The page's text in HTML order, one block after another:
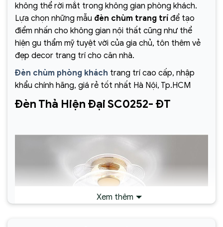
không thể rời mắt trong không gian phòng khách.
Lựa chọn những mẫu đèn chùm trang trí để tạo
điểm nhấn cho không gian nội thất cũng như thể
hiện gu thẩm mỹ tuyệt vời của gia chủ, tôn thêm vẻ
đẹp decor trang trí cho căn nhà.
Đèn chùm phòng khách trang trí cao cấp, nhập
khẩu chính hãng, giá rẻ tốt nhất Hà Nội, Tp.HCM
Đèn Thả Hiện Đại SC0252- ĐT
Xem thêm